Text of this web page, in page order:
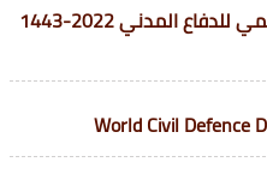
بدقة عالية PDF شعار اليوم العالمي للدفاع المدني 2022-1443